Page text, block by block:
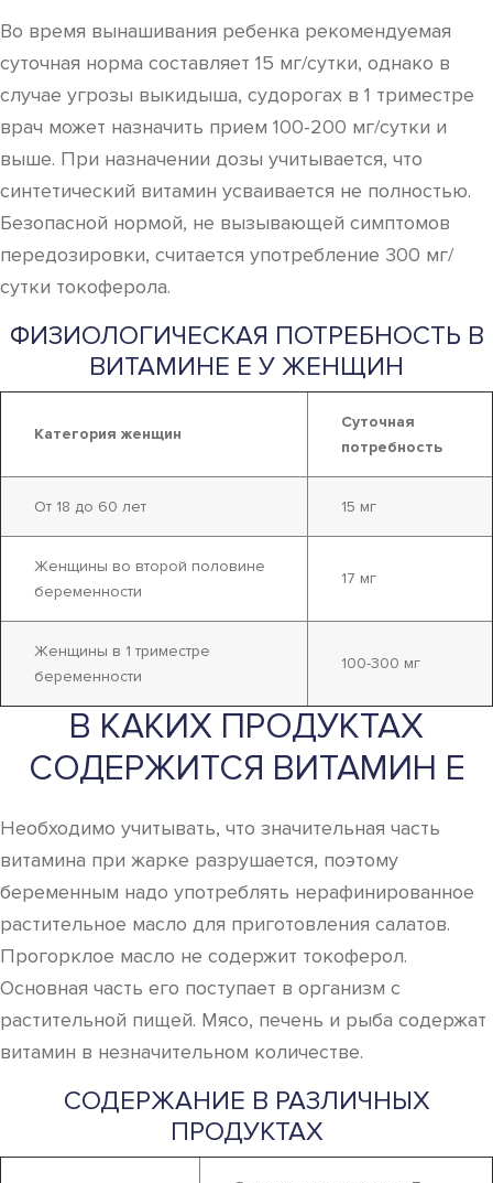
Во время вынашивания ребенка рекомендуемая
суточная норма составляет 15 мг/сутки, однако в
случае угрозы выкидыша, судорогах в 1 триместре
врач может назначить прием 100-200 мг/сутки и
выше. При назначении дозы учитывается, что
синтетический витамин усваивается не полностью.
Безопасной нормой, не вызывающей симптомов
передозировки, считается употребление 300 мг/
сутки токоферола.
ФИЗИОЛОГИЧЕСКАЯ ПОТРЕБНОСТЬ В
ВИТАМИНЕ Е У ЖЕНЩИН
Категория женщин
Суточная
потребность
От 18 до 60 лет 15 мг
Женщины во второй половине
беременности
17 мг
Женщины в 1 триместре
беременности
100-300 мг
В КАКИХ ПРОДУКТАХ
СОДЕРЖИТСЯ ВИТАМИН Е
Необходимо учитывать, что значительная часть
витамина при жарке разрушается, поэтому
беременным надо употреблять нерафинированное
растительное масло для приготовления салатов.
Прогорклое масло не содержит токоферол.
Основная часть его поступает в организм с
растительной пищей. Мясо, печень и рыба содержат
витамин в незначительном количестве.
СОДЕРЖАНИЕ В РАЗЛИЧНЫХ
ПРОДУКТАХ